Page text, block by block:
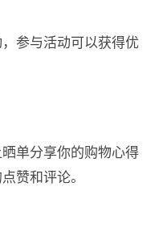
参与活动可以获得优
单分享你的购物心得
赞和评论。